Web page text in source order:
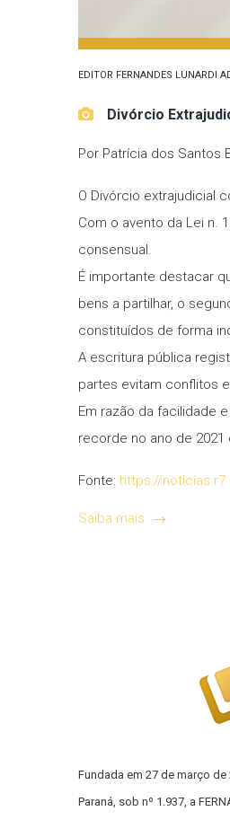
EDITOR FERNANDES LUNARDI
Divórcio
Por Patrícia dos Santos
O Divórcio extrajudicial
Com o avento da Lei n.
consensual.
É importante destacar
bens a partilhar, o
constituídos de forma
A escritura pública
partes evitam conflitos
Em razão da facilidade
recorde no ano de
Fonte: https://
Saiba mais
Fundada em 27 de março
Paraná, sob nº 1.937, a